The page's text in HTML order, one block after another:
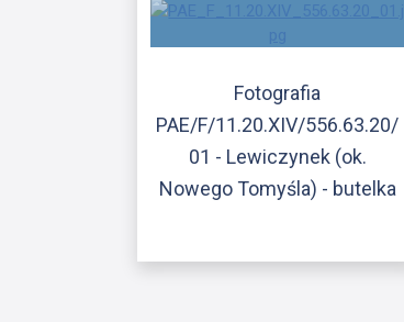
Fotografia
PAE/F/11.20.XIV/556.63.20/
01 - Lewiczynek (ok.
Nowego Tomyśla) - butelka